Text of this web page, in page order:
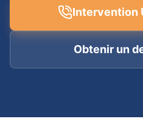
Intervention
Obtenir un